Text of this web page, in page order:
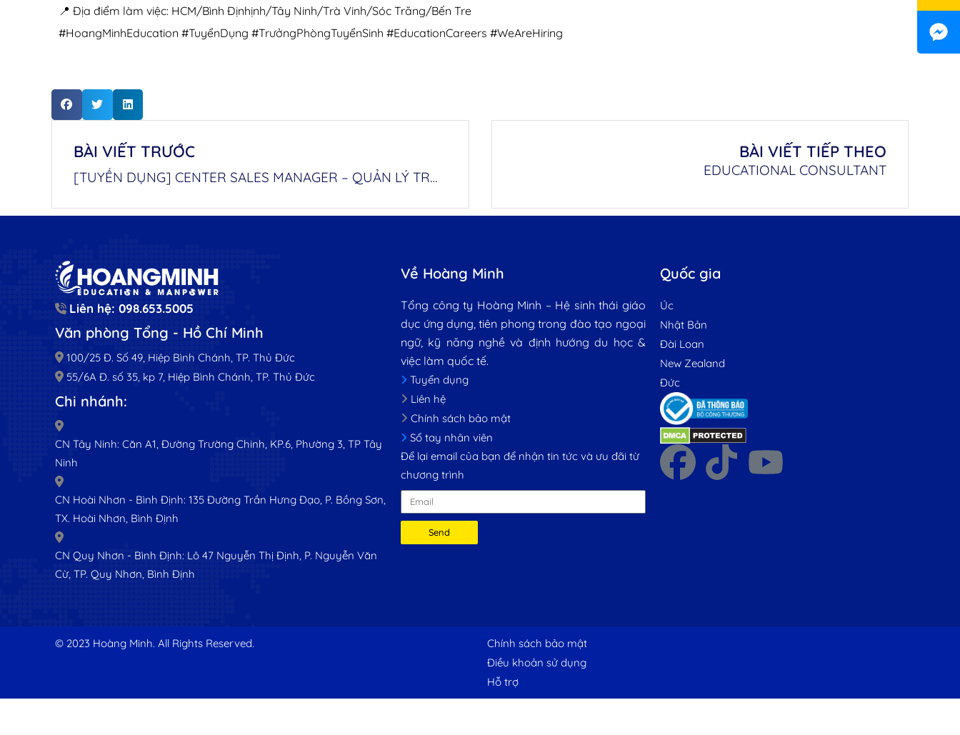
📍 Địa điểm làm việc: HCM/Bình Địnhịnh/Tây Ninh/Trà Vinh/Sóc Trăng/Bến Tre
#HoangMinhEducation #TuyểnDụng #TrưởngPhòngTuyểnSinh #EducationCareers #WeAreHiring
BÀI VIẾT TRƯỚC
[TUYỂN DỤNG] CENTER SALES MANAGER – QUẢN LÝ TRUNG TÂM NGOẠI NGỮ
BÀI VIẾT TIẾP THEO
EDUCATIONAL CONSULTANT
Liên hệ: 098.653.5005
Văn phòng Tổng - Hồ Chí Minh
100/25 Đ. Số 49, Hiệp Bình Chánh, TP. Thủ Đức
55/6A Đ. số 35, kp 7, Hiệp Bình Chánh, TP. Thủ Đức
Chi nhánh:
CN Tây Ninh: Căn A1, Đường Trường Chinh, KP.6, Phường 3, TP Tây
Ninh
CN Hoài Nhơn - Bình Định: 135 Đường Trần Hưng Đạo, P. Bồng Sơn,
TX. Hoài Nhơn, Bình Định
CN Quy Nhơn - Bình Định: Lô 47 Nguyễn Thị Định, P. Nguyễn Văn
Cừ, TP. Quy Nhơn, Bình Định
Về Hoàng Minh
Tổng công ty Hoàng Minh – Hệ sinh thái giáo
dục ứng dụng, tiên phong trong đào tạo ngoại
ngữ, kỹ năng nghề và định hướng du học &
việc làm quốc tế.
Tuyển dụng
Liên hệ
Chính sách bảo mật
Sổ tay nhân viên
Để lại email của bạn để nhận tin tức và ưu đãi từ
chương trình
Send
Quốc gia
Úc
Nhật Bản
Đài Loan
New Zealand
Đức
© 2023 Hoàng Minh. All Rights Reserved.
Chính sách bảo mật
Điều khoản sử dụng
Hỗ trợ